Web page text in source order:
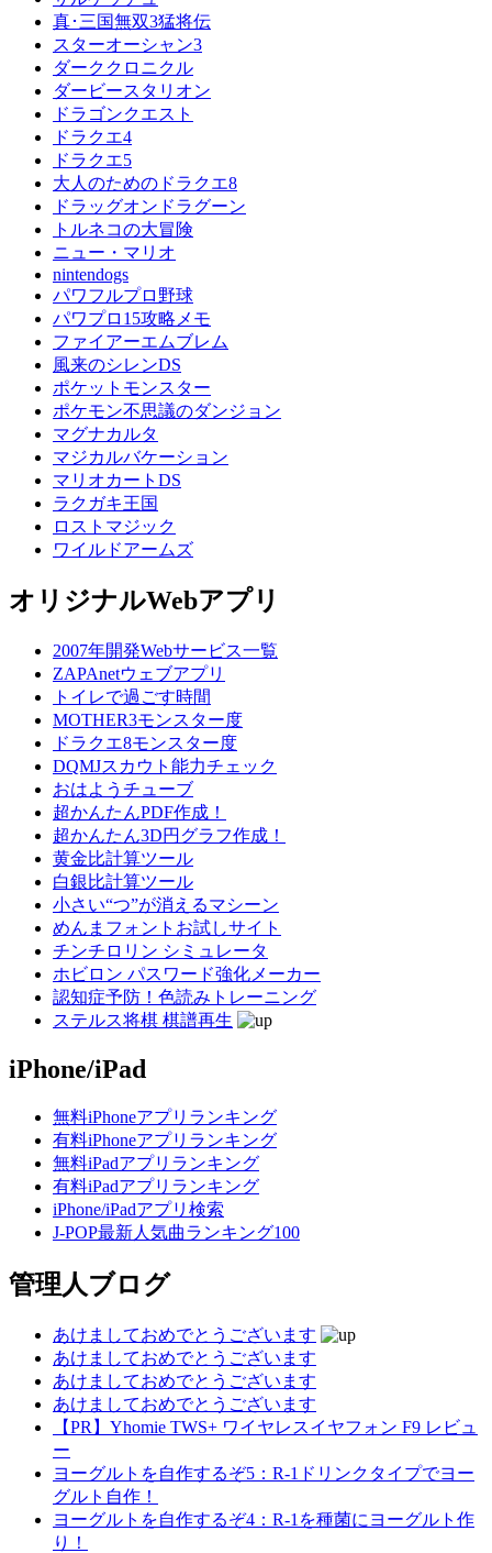
真･三国無双3猛将伝
スターオーシャン3
ダーククロニクル
ダービースタリオン
ドラゴンクエスト
ドラクエ4
ドラクエ5
大人のためのドラクエ8
ドラッグオンドラグーン
トルネコの大冒険
ニュー・マリオ
nintendogs
パワフルプロ野球
パワプロ15攻略メモ
ファイアーエムブレム
風来のシレンDS
ポケットモンスター
ポケモン不思議のダンジョン
マグナカルタ
マジカルバケーション
マリオカートDS
ラクガキ王国
ロストマジック
ワイルドアームズ
オリジナルWebアプリ
2007年開発Webサービス一覧
ZAPAnetウェブアプリ
トイレで過ごす時間
MOTHER3モンスター度
ドラクエ8モンスター度
DQMJスカウト能力チェック
おはようチューブ
超かんたんPDF作成！
超かんたん3D円グラフ作成！
黄金比計算ツール
白銀比計算ツール
小さい“つ”が消えるマシーン
めんまフォントお試しサイト
チンチロリン シミュレータ
ホビロン パスワード強化メーカー
認知症予防！色読みトレーニング
ステルス将棋 棋譜再生
iPhone/iPad
無料iPhoneアプリランキング
有料iPhoneアプリランキング
無料iPadアプリランキング
有料iPadアプリランキング
iPhone/iPadアプリ検索
J-POP最新人気曲ランキング100
管理人ブログ
あけましておめでとうございます
あけましておめでとうございます
あけましておめでとうございます
あけましておめでとうございます
【PR】Yhomie TWS+ ワイヤレスイヤフォン F9 レビュ
ー
ヨーグルトを自作するぞ5：R-1ドリンクタイプでヨー
グルト自作！
ヨーグルトを自作するぞ4：R-1を種菌にヨーグルト作
り！